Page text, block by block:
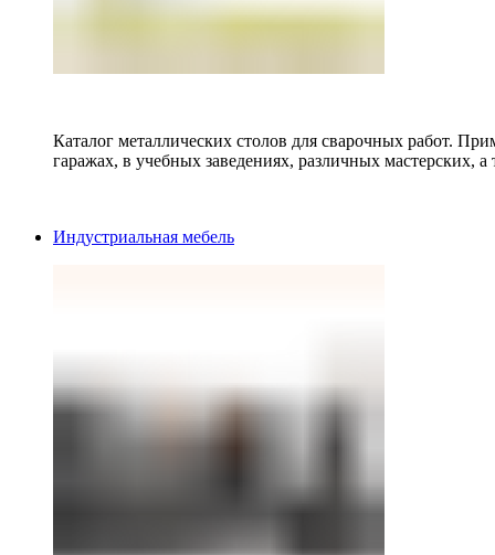
Каталог металлических столов для сварочных работ.
гаражах, в учебных заведениях, различных мастерских, а
Индустриальная мебель